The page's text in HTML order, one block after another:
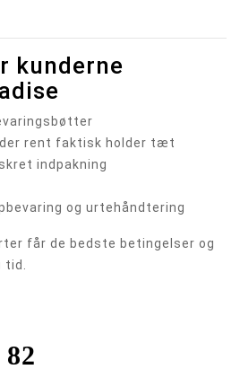
kunderne
rent faktisk holder tæt
indpakning
og urtehåndtering
får de bedste betingelser og
tid.